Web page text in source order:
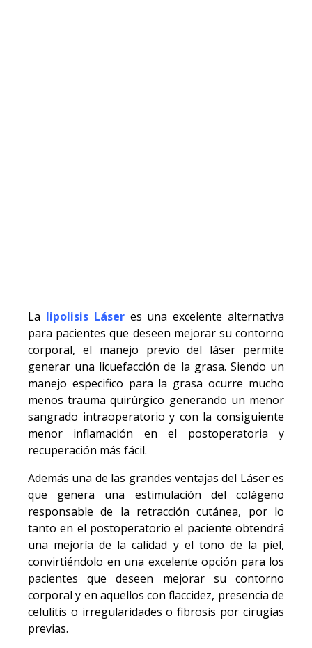
La lipolisis Láseres una excelente alternativa
para pacientes que deseen mejorar su contorno
corporal, el manejo previo del láser permite
generar una licuefacción de la grasa. Siendo un
manejo especifico para la grasa ocurre mucho
menos trauma quirúrgico generando un menor
sangrado intraoperatorio y con la consiguiente
menor inflamación en el postoperatoria y
recuperación más fácil.
Además una de las grandes ventajas del Láser es
que genera una estimulación del colágeno
responsable de la retracción cutánea, por lo
tanto en el postoperatorio el paciente obtendrá
una mejoría de la calidad y el tono de la piel,
convirtiéndolo en una excelente opción para los
pacientes que deseen mejorar su contorno
corporal y en aquellos con flaccidez, presencia de
celulitis o irregularidades o fibrosis por cirugías
previas.